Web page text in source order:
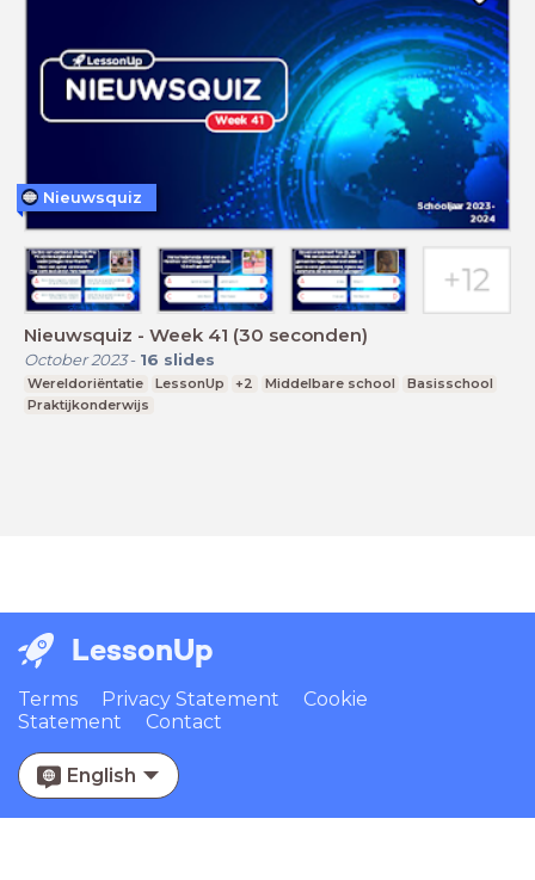
Nieuwsquiz - Week 41 (30 seconden)
October 2023- 16 slides
Wereldoriëntatie LessonUp +2 Middelbare school
Basisschool
Praktijkonderwijs
Nieuwsquiz
LessonUp
Terms Privacy Statement
Cookie
Statement
Contact
English